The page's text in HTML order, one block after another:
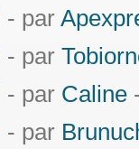
- par
- par
- par Caline
- par